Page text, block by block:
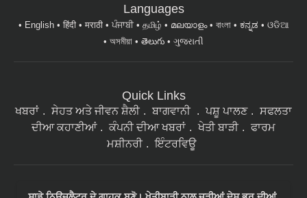
Languages
English हिंदी मराठी ਪੰਜਾਬੀ தமிழ் മലയാളം বাংলা ಕನ್ನಡ
ଓଡିଆ
অসমীয়া
తెలుగు ગુજરાતી
Quick Links
ਖਬਰਾਂ ਸੇਹਤ ਅਤੇ ਜੀਵਨ ਸ਼ੈਲੀ ਬਾਗਵਾਨੀ ਪਸ਼ੂ ਪਾਲਣ
ਸਫਲਤਾ
ਦੀਆ ਕਹਾਣੀਆਂ
ਕੰਪਨੀ ਦੀਆ ਖਬਰਾਂ ਖੇਤੀ ਬਾੜੀ
ਫਾਰਮ
ਮਸ਼ੀਨਰੀ
ਇੰਟਰਵਿਊ